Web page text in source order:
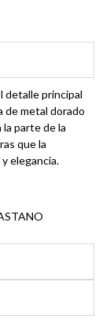
detalle principal
de metal dorado
parte de la
que la
elegancia.